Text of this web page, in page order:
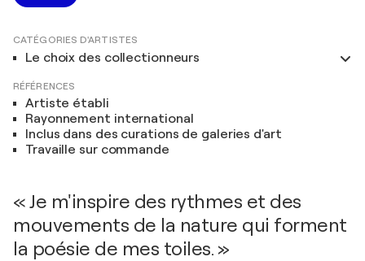
CATÉGORIES D'ARTISTES
Le choix des collectionneurs
RÉFÉRENCES
Artiste établi
Rayonnement international
Inclus dans des curations de galeries d'art
Travaille sur commande
« Je m'inspire des rythmes et des
mouvements de la nature qui forment
la poésie de mes toiles. »